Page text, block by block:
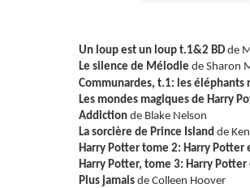
Un loup est un loup t.1&2 BD de
Le silence de Mélodie de Sharon
Communardes, t.1: les éléphants
Les mondes magiques de Harry
Addiction de Blake Nelson
La sorcière de Prince Island de
Harry Potter tome 2: Harry Potter
Harry Potter, tome 3: Harry
Plus jamais de Colleen Hoover